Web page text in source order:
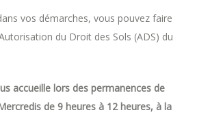
vos démarches, vous pouvez faire
du Droit des Sols (ADS) du
accueille lors des permanences de
de 9 heures à 12 heures, à la